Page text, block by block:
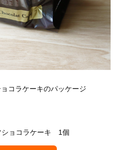
コラケーキのパッケージ
ショコラケーキ 1個